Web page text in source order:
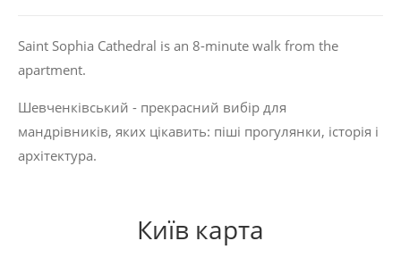
Saint Sophia Cathedral is an 8-minute walk from the
apartment.
Шевченківський - прекрасний вибір для
мандрівників, яких цікавить: піші прогулянки, історія і
архітектура.
Київ карта